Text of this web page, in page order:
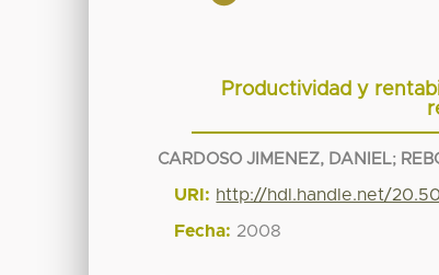
Productividad y
CARDOSO JIMENEZ, DANIEL;
URI: http://hdl.handle.net/
Fecha: 2008